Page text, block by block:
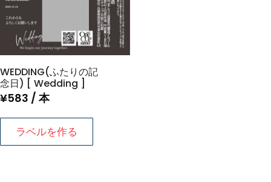
WEDDING(ふたりの記
念日) [ Wedding ]
¥583 / 本
ラベルを作る